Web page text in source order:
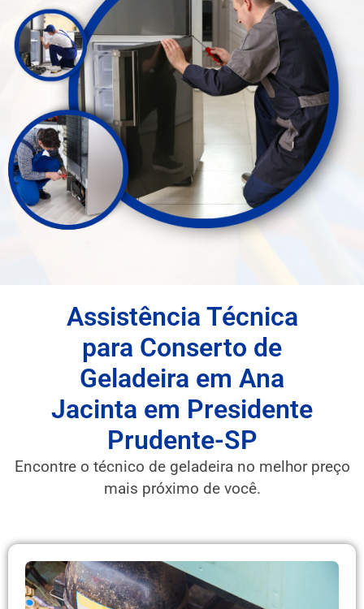
Assistência Técnica
para Conserto de
Geladeira em Ana
Jacinta em Presidente
Prudente-SP
Encontre o técnico de geladeira no melhor preço
mais próximo de você.